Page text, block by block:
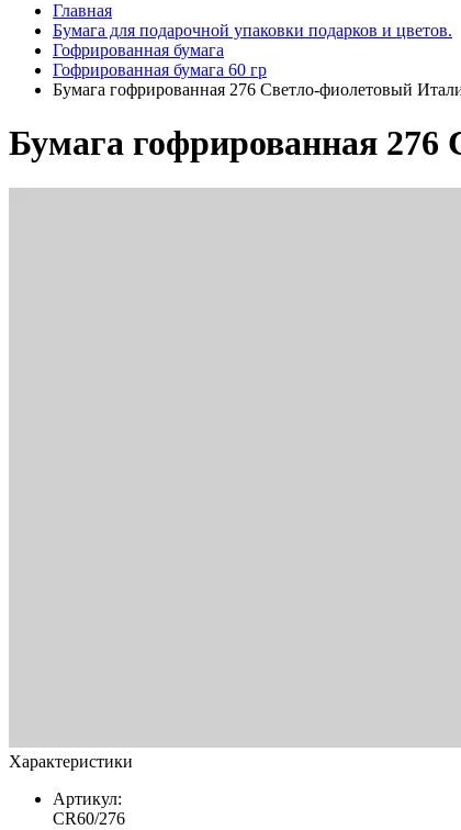
Главная
Бумага для подарочной упаковки подарков и цветов.
Гофрированная бумага
Гофрированная бумага 60 гр
Бумага гофрированная 276 Светло-фиолетовый
Бумага гофрированная
Характеристики
Артикул:
CR60/276